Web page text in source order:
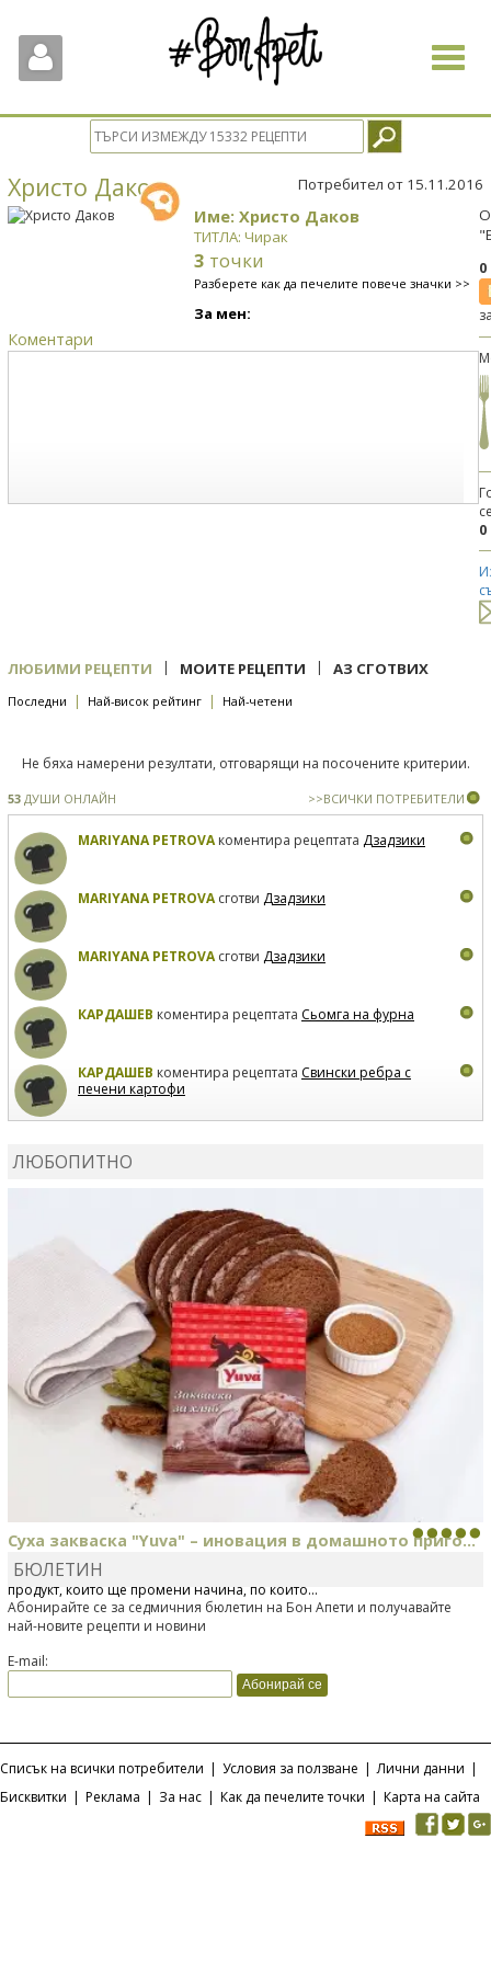
Toggle
Христо Даков Потребител от 15.11.2016
Име: Христо Даков
ТИТЛА: Чирак
3 точки
Разберете как да печелите повече значки >>
За мен:
Коментари
0
ЛЮБИМИ РЕЦЕПТИ | МОИТЕ РЕЦЕПТИ | АЗ СГОТВИХ
Последни | Най-висок рейтинг | Най-четени
Не бяха намерени резултати, отговарящи на посочените критерии.
53 ДУШИ ОНЛАЙН >>ВСИЧКИ ПОТРЕБИТЕЛИ
MARIYANA PETROVAкоментира рецептата Дзадзики
MARIYANA PETROVAсготви Дзадзики
MARIYANA PETROVAсготви Дзадзики
КАРДАШЕВ коментира рецептата Сьомга на фурна
КАРДАШЕВ коментира рецептата Свински ребра с
печени картофи
ЛЮБОПИТНО
Суха закваска "Yuva" – иновация в домашното приго...
Отскоро Лесафр България стартира предлагането на изцяло нов
продукт, който ще промени начина, по който...
БЮЛЕТИН
Абонирайте се за седмичния бюлетин на Бон Апети и получавайте
най-новите рецепти и новини
E-mail:
Списък на всички потребители | Условия за ползване | Лични данни |
Бисквитки | Реклама | За нас | Как да печелите точки | Карта на сайта